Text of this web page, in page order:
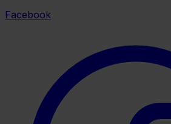
Facebook